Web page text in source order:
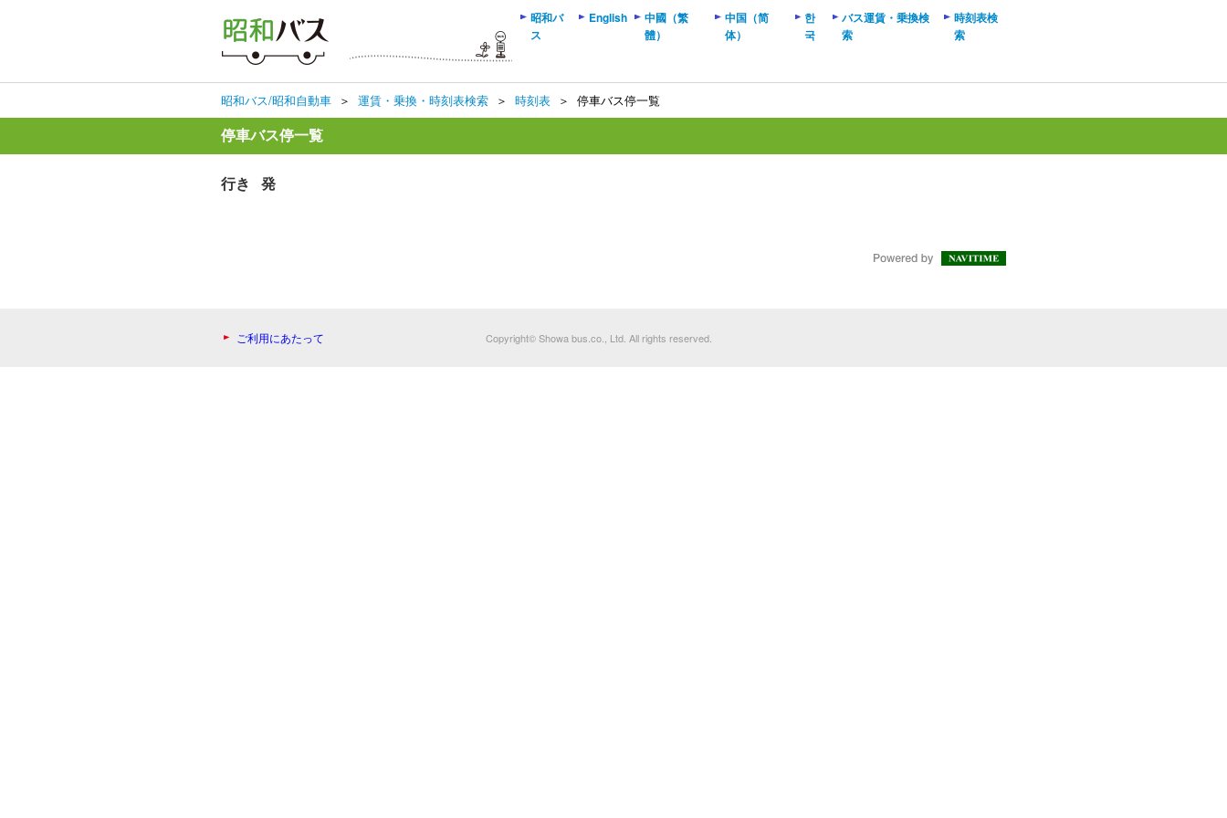
昭和バス/昭和自動車 ＞ 運賃・乗換・時刻表検索 ＞ 時刻表 ＞ 停車バス停一覧
停車バス停一覧
行き 発
昭和バ
ス
English
中國（繁
體）
中国（简
体）
한
국
バス運賃・乗換検
索
時刻表検
索
ご利用にあたって Copyright© Showa bus.co., Ltd. All rights reserved.